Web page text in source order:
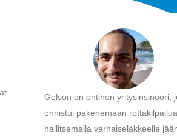
Gelson on entinen yritysinsinööri,
onnistui pakenemaan rottakilpailua
hallitsemalla varhaiseläkkeelle